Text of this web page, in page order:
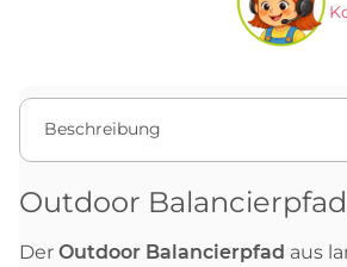
Beschreibung
Outdoor
Der Outdoor Balancierpfad aus